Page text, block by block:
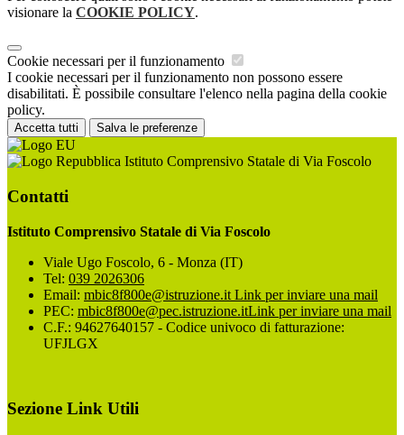
visionare la COOKIE POLICY.
Cookie necessari per il funzionamento
I cookie necessari per il funzionamento non possono essere
disabilitati. È possibile consultare l'elenco nella pagina della cookie
policy.
Accetta tutti Salva le preferenze
Istituto Comprensivo Statale di Via Foscolo
Contatti
Istituto Comprensivo Statale di Via Foscolo
Viale Ugo Foscolo, 6 - Monza (IT)
Tel: 039 2026306
Email: mbic8f800e@istruzione.it Link per inviare una mail
PEC: mbic8f800e@pec.istruzione.itLink per inviare una mail
C.F.: 94627640157 - Codice univoco di fatturazione:
UFJLGX
Sezione Link Utili